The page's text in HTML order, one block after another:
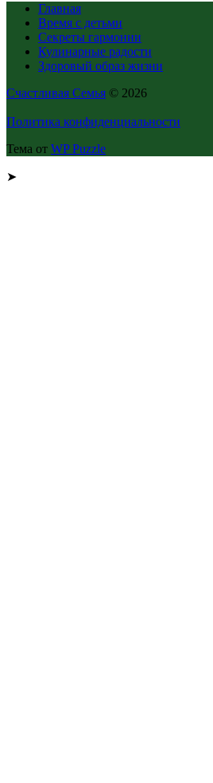
Главная
Время с детьми
Секреты гармонии
Кулинарные радости
Здоровый образ жизни
Счастливая Семья © 2026
Политика конфиденциальности
Тема от WP Puzzle
➤